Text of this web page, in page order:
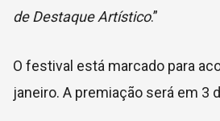
de Destaque Artístico.”
O festival está marcado para
janeiro. A premiação será em 3